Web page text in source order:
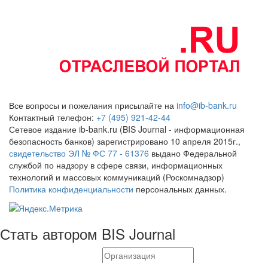
Все вопросы и пожелания присылайте на info@ib-bank.ru
Контактный телефон: +7 (495) 921-42-44
Сетевое издание ib-bank.ru (BIS Journal - информационная
безопасность банков) зарегистрировано 10 апреля 2015г.,
свидетельство ЭЛ № ФС 77 - 61376 выдано Федеральной
службой по надзору в сфере связи, информационных
технологий и массовых коммуникаций (Роскомнадзор)
Политика конфиденциальности персональных данных.
Стать автором BIS Journal